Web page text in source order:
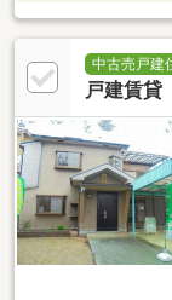
中古売戸建
戸建賃